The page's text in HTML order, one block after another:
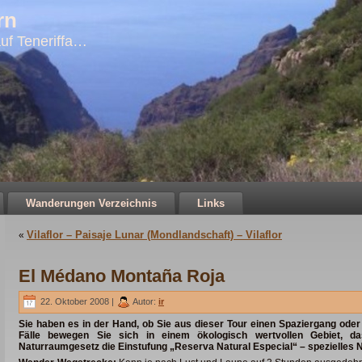
Teneriffa…
Wanderungen Verzeichnis Links
« Vilaflor – Paisaje Lunar (Mondlandschaft) – Vilaflor
El Médano Montaña Roja
22. Oktober 2008 | Autor: ir
Sie haben es in der Hand, ob Sie aus dieser Tour einen Spaziergang
Fälle bewegen Sie sich in einem ökologisch wertvollen Gebiet,
Naturraumgesetz die Einstufung „Reserva Natural Especial“ – spezielles